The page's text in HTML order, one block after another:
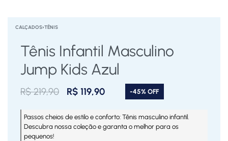
CALÇADOS›TÊNIS
Tênis Infantil Masculino
Jump Kids Azul
R$219,90 R$ 119,90 -45% OFF
Passos cheios de estilo e conforto: Tênis masculino infantil.
Descubra nossa coleção e garanta o melhor para os
pequenos!